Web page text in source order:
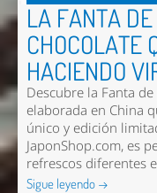
LA FANTA
CHOCOLATE
HACIENDO
Descubre la Fanta
elaborada en China
único y edición
JaponShop.com, es
refrescos diferentes
Sigue leyendo →